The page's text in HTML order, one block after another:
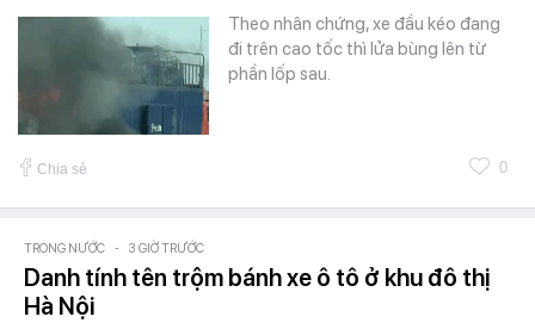
Theo nhân chứng, xe đầu kéo đang
đi trên cao tốc thì lửa bùng lên từ
phần lốp sau.
Chia sẻ 0
TRONG NƯỚC - 3 GIỜ TRƯỚC
Danh tính tên trộm bánh xe ô tô ở khu đô thị
Hà Nội